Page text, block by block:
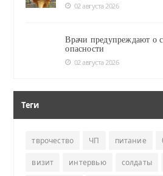
02 августа 2026
Врачи предупреждают о
опасности
02 августа 2026
Теги
тврочество ЧП питание
визит интервью солдаты